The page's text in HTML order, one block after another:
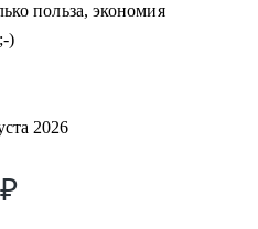
польза, экономия
)
2026
₽